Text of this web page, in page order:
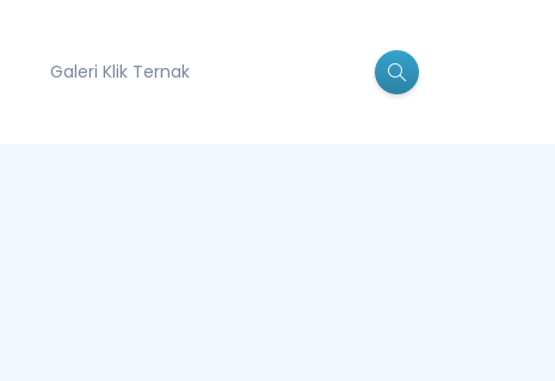
Galeri Klik Ternak